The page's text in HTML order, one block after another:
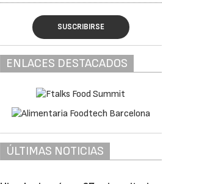
SUSCRIBIRSE
ENLACES DESTACADOS
ÚLTIMAS NOTICIAS